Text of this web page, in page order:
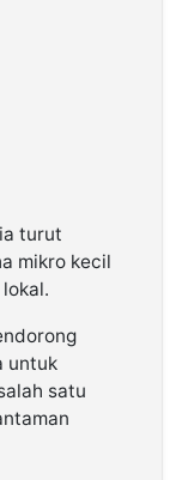
turut
mikro kecil
untuk
satu